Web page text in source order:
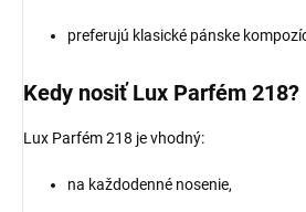
preferujú klasické pánske
Kedy nosiť Lux Parfém 218?
Lux Parfém 218 je vhodný:
na každodenné nosenie,